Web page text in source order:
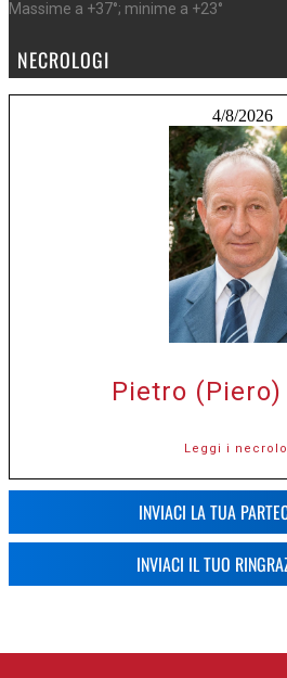
Massime a +37°; minime a +23°
NECROLOGI
4/8/2026
Pietro
Leggi i
INVIACI LA TUA
INVIACI IL TUO